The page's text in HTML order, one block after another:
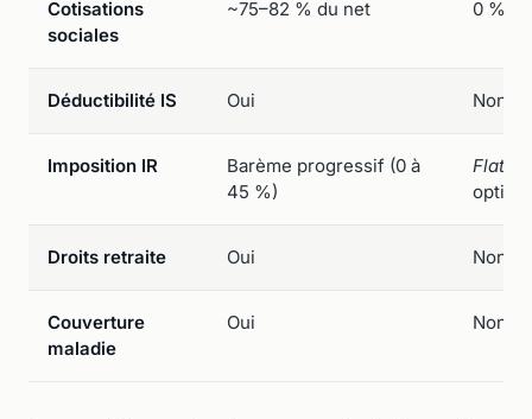
Cotisations
sociales
~75–82 % du net 0 %
Déductibilité IS Oui Non
Imposition IR
Barème progressif (0 à
45 %)
Flat
option
Droits retraite Oui Non
Couverture
maladie
Oui Non